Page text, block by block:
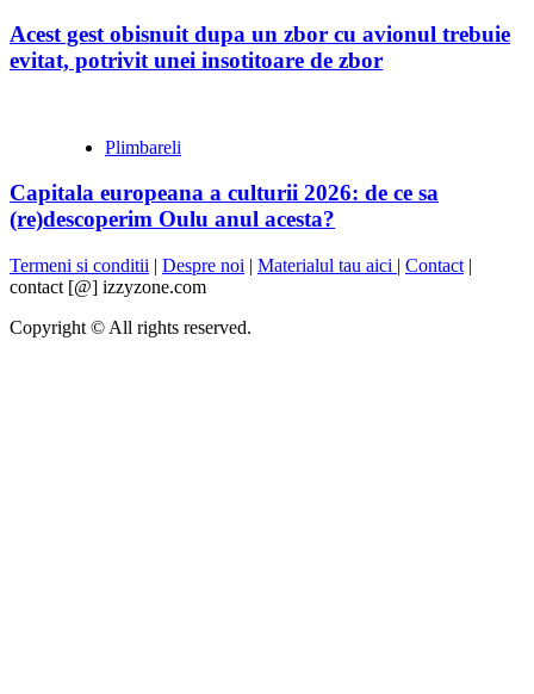
Acest gest obisnuit dupa un zbor cu avionul trebuie
evitat, potrivit unei insotitoare de zbor
Plimbareli
Capitala europeana a culturii 2026: de ce sa
(re)descoperim Oulu anul acesta?
Termeni si conditii | Despre noi | Materialul tau aici | Contact |
contact [@] izzyzone.com
Copyright © All rights reserved.